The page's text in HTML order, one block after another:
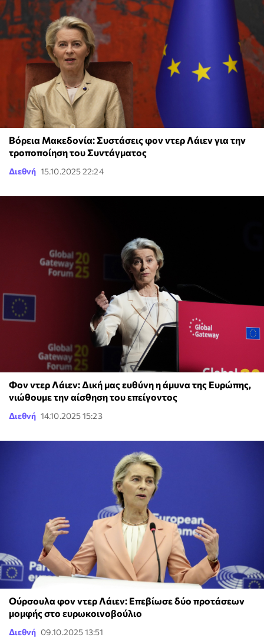
Βόρεια Μακεδονία: Συστάσεις φον ντερ Λάιεν για την
τροποποίηση του Συντάγματος
Διεθνή 15.10.2025 22:24
Φον ντερ Λάιεν: Δική μας ευθύνη η άμυνα της Ευρώπης,
νιώθουμε την αίσθηση του επείγοντος
Διεθνή 14.10.2025 15:23
Ούρσουλα φον ντερ Λάιεν: Επεβίωσε δύο προτάσεων
μομφής στο ευρωκοινοβούλιο
Διεθνή 09.10.2025 13:51